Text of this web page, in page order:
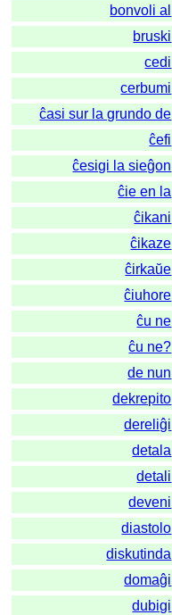
bonvoli al
bruski
cedi
cerbumi
ĉasi sur la grundo de
ĉefi
ĉesigi la sieĝon
ĉie en la
ĉikani
ĉikaze
ĉirkaŭe
ĉiuhore
ĉu ne
ĉu ne?
de nun
dekrepito
dereliĝi
detala
detali
deveni
diastolo
diskutinda
domaĝi
dubigi